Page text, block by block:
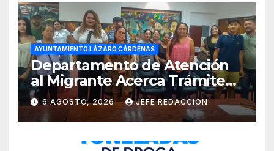
AYUNTAMIENTO LÁZARO CÁRDENAS
Departamento de Atención
al Migrante Acerca Trámite
de Pasaportes
Estadounidenses a
Residentes de Lázaro
Cárdenas
6 AGOSTO, 2026 JEFE REDACCION